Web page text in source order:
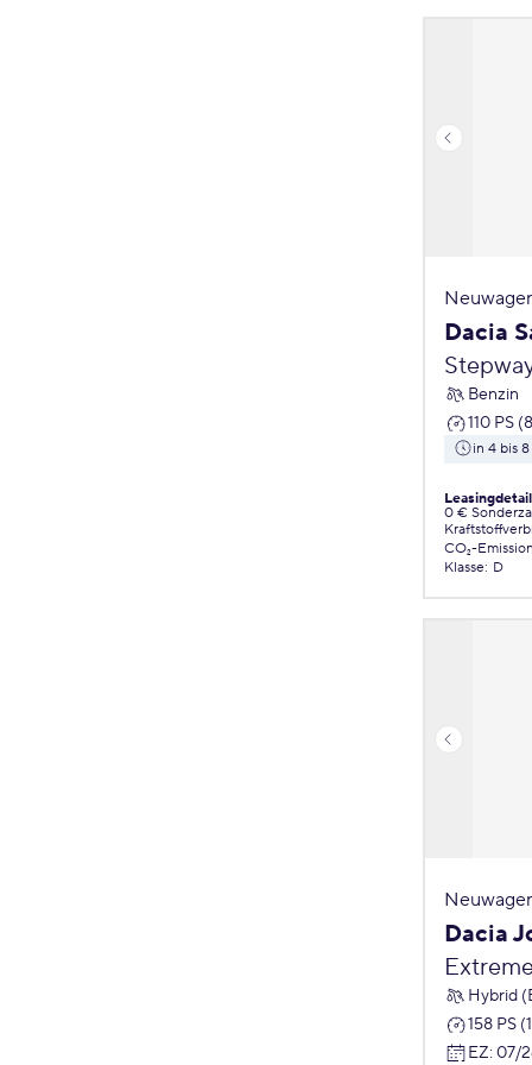
Dacia
Benzin
110 PS
in 4 bis
0 €
CO₂-
Klasse: D
Dacia
Hybrid
158 PS
EZ: 07/